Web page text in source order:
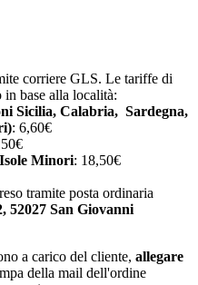
corriere GLS. Le tariffe di
base alla località:
Sicilia, Calabria, Sardegna,
: 6,60€
Minori: 18,50€
tramite posta ordinaria
52027 San Giovanni
a carico del cliente, allegare
della mail dell'ordine